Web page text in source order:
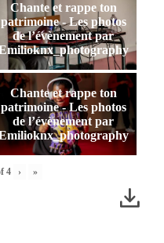
Chante et rappe ton
patrimoine - Les photos
de l’évènement par
Chante et rappe ton
patrimoine - Les photos
de l’évènement par
4 › »